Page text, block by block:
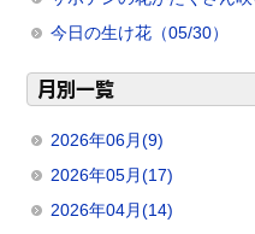
今日の生け花（05/30）
月別一覧
2026年06月(9)
2026年05月(17)
2026年04月(14)